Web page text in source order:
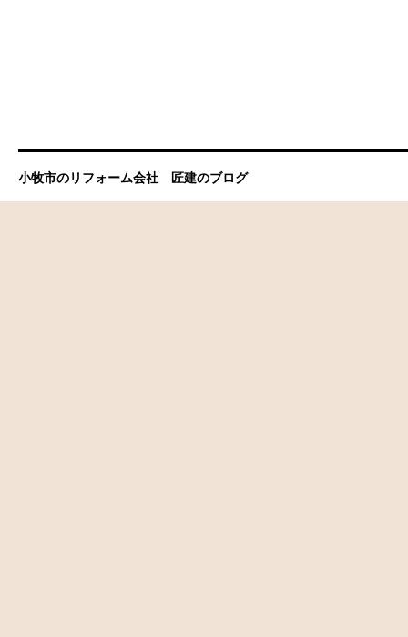
小牧市のリフォーム会社 匠建のブログ